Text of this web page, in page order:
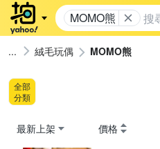
MOMO熊
絨毛玩偶 MOMO熊
全部
分類
最新上架 價格